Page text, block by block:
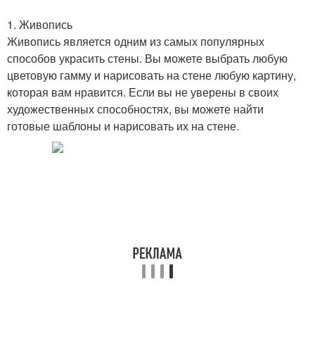
1. Живопись
Живопись является одним из самых популярных
способов украсить стены. Вы можете выбрать любую
цветовую гамму и нарисовать на стене любую картину,
которая вам нравится. Если вы не уверены в своих
художественных способностях, вы можете найти
готовые шаблоны и нарисовать их на стене.